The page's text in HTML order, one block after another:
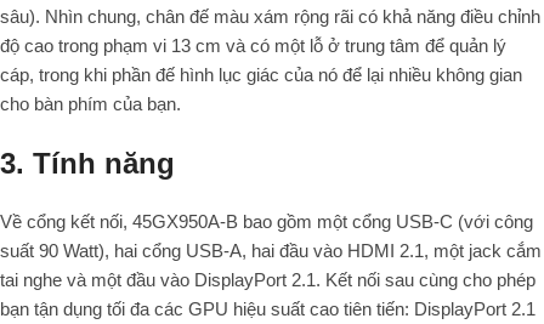
sâu). Nhìn chung, chân đế màu xám rộng rãi có khả năng điều chỉnh
độ cao trong phạm vi 13 cm và có một lỗ ở trung tâm để quản lý
cáp, trong khi phần đế hình lục giác của nó để lại nhiều không gian
cho bàn phím của bạn.
3. Tính năng
Về cổng kết nối, 45GX950A-B bao gồm một cổng USB-C (với công
suất 90 Watt), hai cổng USB-A, hai đầu vào HDMI 2.1, một jack cắm
tai nghe và một đầu vào DisplayPort 2.1. Kết nối sau cùng cho phép
bạn tận dụng tối đa các GPU hiệu suất cao tiên tiến: DisplayPort 2.1